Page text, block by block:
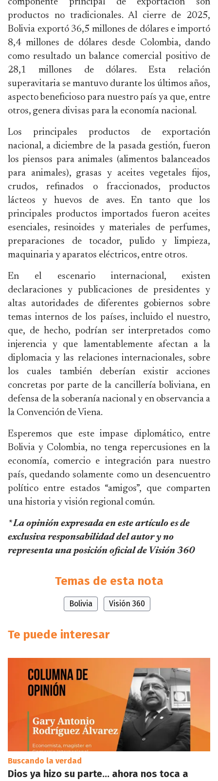
componente principal de exportación son
productos no tradicionales. Al cierre de 2025,
Bolivia exportó 36,5 millones de dólares e importó
8,4 millones de dólares desde Colombia, dando
como resultado un balance comercial positivo de
28,1 millones de dólares. Esta relación
superavitaria se mantuvo durante los últimos años,
aspecto beneficioso para nuestro país ya que, entre
otros, genera divisas para la economía nacional.
Los principales productos de exportación
nacional, a diciembre de la pasada gestión, fueron
los piensos para animales (alimentos balanceados
para animales), grasas y aceites vegetales fijos,
crudos, refinados o fraccionados, productos
lácteos y huevos de aves. En tanto que los
principales productos importados fueron aceites
esenciales, resinoides y materiales de perfumes,
preparaciones de tocador, pulido y limpieza,
maquinaria y aparatos eléctricos, entre otros.
En el escenario internacional, existen
declaraciones y publicaciones de presidentes y
altas autoridades de diferentes gobiernos sobre
temas internos de los países, incluido el nuestro,
que, de hecho, podrían ser interpretados como
injerencia y que lamentablemente afectan a la
diplomacia y las relaciones internacionales, sobre
los cuales también deberían existir acciones
concretas por parte de la cancillería boliviana, en
defensa de la soberanía nacional y en observancia a
la Convención de Viena.
Esperemos que este impase diplomático, entre
Bolivia y Colombia, no tenga repercusiones en la
economía, comercio e integración para nuestro
país, quedando solamente como un desencuentro
político entre estados “amigos”, que comparten
una historia y visión regional común.
* La opinión expresada en este artículo es de
exclusiva responsabilidad del autor y no
representa una posición oficial de Visión 360
Temas de esta nota
Bolivia Visión 360
Te puede interesar
Buscando la verdad
Dios ya hizo su parte… ahora nos toca a